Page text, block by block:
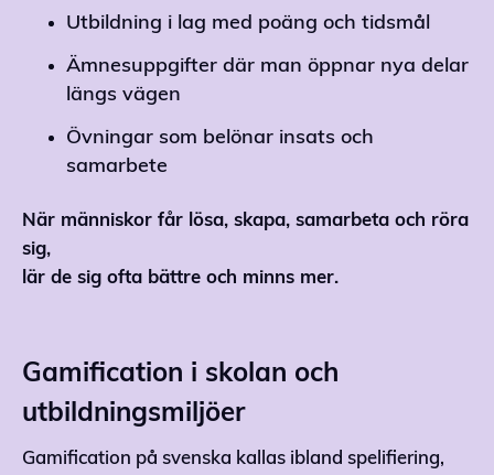
Utbildning i lag med poäng och tidsmål
Ämnesuppgifter där man öppnar nya delar
längs vägen
Övningar som belönar insats och
samarbete
När människor får lösa, skapa, samarbeta och röra
sig,
lär de sig ofta bättre och minns mer.
Gamification i skolan och
utbildningsmiljöer
Gamification på svenska kallas ibland spelifiering,